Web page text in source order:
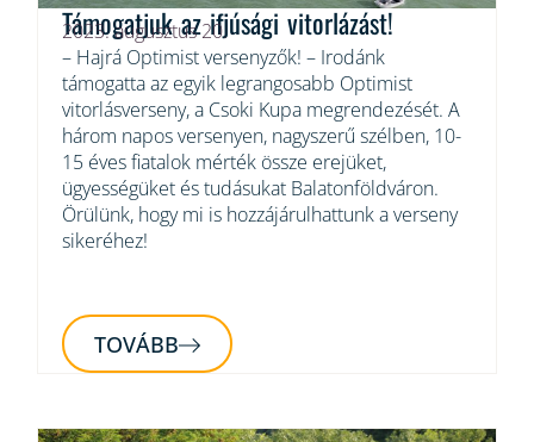
Támogatjuk az ifjúsági vitorlázást!
2023. augusztus 20.
– Hajrá Optimist versenyzők! – Irodánk
támogatta az egyik legrangosabb Optimist
vitorlásverseny, a Csoki Kupa megrendezését. A
három napos versenyen, nagyszerű szélben, 10-
15 éves fiatalok mérték össze erejüket,
ügyességüket és tudásukat Balatonföldváron.
Örülünk, hogy mi is hozzájárulhattunk a verseny
sikeréhez!
TOVÁBB